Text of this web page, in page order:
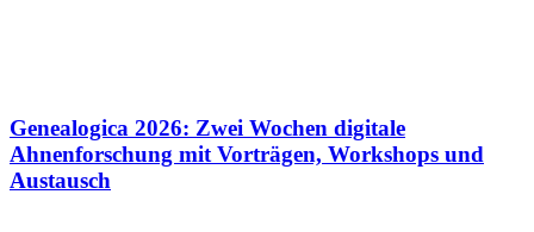
Genealogica 2026: Zwei Wochen digitale
Ahnenforschung mit Vorträgen, Workshops und
Austausch